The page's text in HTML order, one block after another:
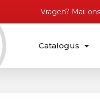
Vragen? Mail ons
Catalogus